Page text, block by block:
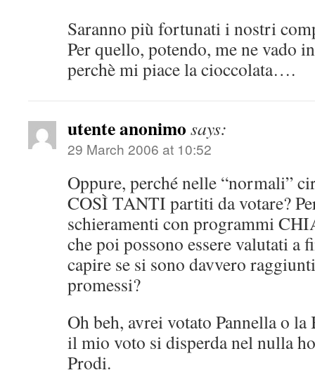
Saranno più fortunati i nostri
Per quello, potendo, me ne vado
perchè mi piace la cioccolata….
utente anonimo says:
29 March 2006 at 10:52
Oppure, perché nelle “normali”
COSÌ TANTI partiti da votare?
schieramenti con programmi
che poi possono essere valutati a
capire se si sono davvero
promessi?
Oh beh, avrei votato Pannella o
il mio voto si disperda nel nulla
Prodi.